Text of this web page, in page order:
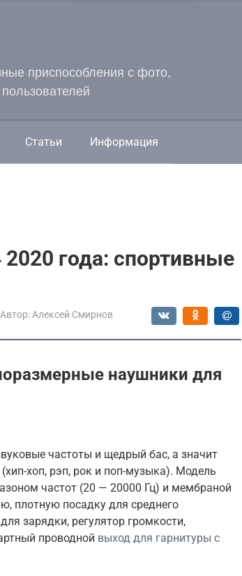
приспособления с фото,
Статьи Информация
года: спортивные
Автор: Алексей Смирнов
наушники для
частоты и щедрый бас, а значит
хоп, рэп, рок и поп-музыка). Модель
частот (20 — 20000 Гц) и мембраной
плотную посадку для среднего
зарядки, регулятор громкости,
проводной выход для гарнитуры с